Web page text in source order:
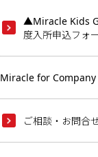
▲Miracle Kids
度入所申込フォ
Miracle for Company
ご相談・お問合